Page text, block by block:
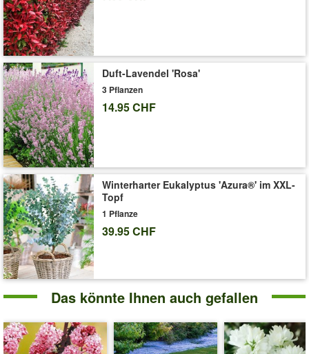
Duft-Lavendel 'Rosa'
3 Pflanzen
14.95 CHF
Winterharter Eukalyptus 'Azura®' im XXL-
Topf
1 Pflanze
39.95 CHF
Das könnte Ihnen auch gefallen